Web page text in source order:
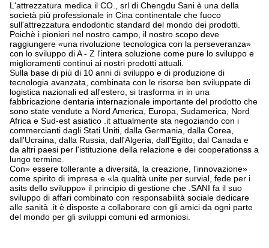
L'attrezzatura medica il CO., srl di Chengdu Sani è una della
società più professionale in Cina continentale che fuoco
sull'attrezzatura endodontic standard del mondo dei prodotti.
Poichè i pionieri nel nostro campo, il nostro scopo deve
raggiungere «una rivoluzione tecnologica con la perseveranza»
con lo sviluppo di A - Z l'intera soluzione come pure lo sviluppo e
miglioramenti continui ai nostri prodotti attuali.
Sulla base di più di 10 anni di sviluppo e di produzione di
tecnologia avanzata, combinata con le risorse ben sviluppate di
logistica nazionali ed all'estero, si trasforma in in una
fabbricazione dentaria internazionale importante del prodotto che
sono state vendute a Nord America, Europa, Sudamerica, Nord
Africa e Sud-est asiatico .it attualmente sta negoziando con i
commercianti dagli Stati Uniti, dalla Germania, dalla Corea,
dall'Ucraina, dalla Russia, dall'Algeria, dall'Egitto, dal Canada e
da altri paesi per l'istituzione della relazione e dei cooperationss a
lungo termine.
Con» essere tollerante a diversità, la creazione, l'innovazione»
come spirito di impresa e «la qualità unite per survial, fede per i
asits dello sviluppo» il principio di gestione che .SANI fa il suo
sviluppo di affari combinato con responsabilità sociale dedicare
alle sanità .it è disposte a collaborare con gli amici da ogni parte
del mondo per gli sviluppi comuni ed armoniosi.